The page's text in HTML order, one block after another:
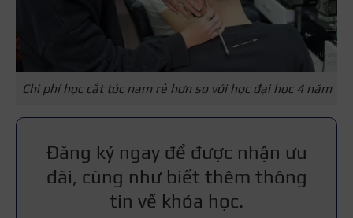
Chi phí học cắt tóc nam rẻ hơn so với học đại học 4 năm
Đăng ký ngay để được nhận ưu
đãi, cũng như biết thêm thông
tin về khóa học.